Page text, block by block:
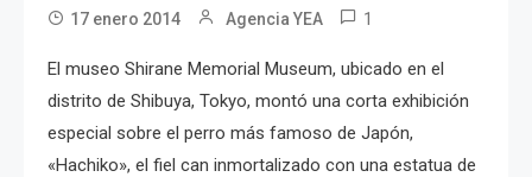
17 enero 2014 Agencia YEA 1
El museo Shirane Memorial Museum, ubicado en el
distrito de Shibuya, Tokyo, montó una corta exhibición
especial sobre el perro más famoso de Japón,
«Hachiko», el fiel can inmortalizado con una estatua de